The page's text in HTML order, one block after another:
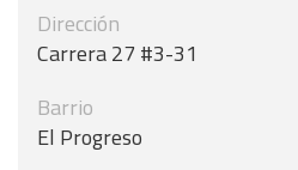
Dirección
Carrera 27 #3-31
Barrio
El Progreso